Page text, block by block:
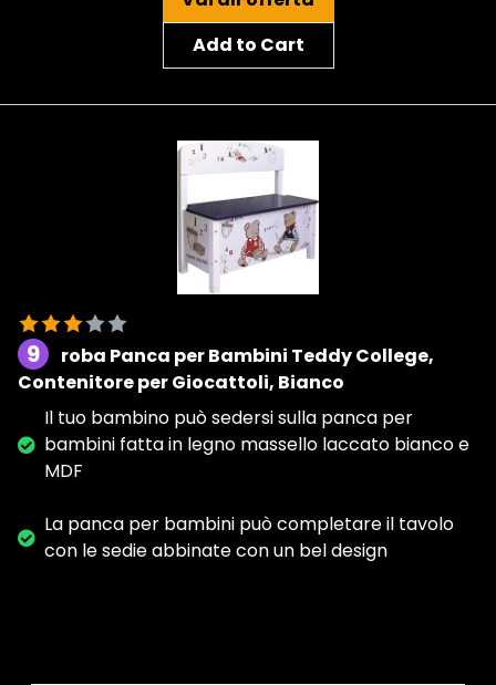
Add to Cart
9
roba Panca per Bambini Teddy College,
Contenitore per Giocattoli, Bianco
Il tuo bambino può sedersi sulla panca per
bambini fatta in legno massello laccato bianco e
MDF
La panca per bambini può completare il tavolo
con le sedie abbinate con un bel design